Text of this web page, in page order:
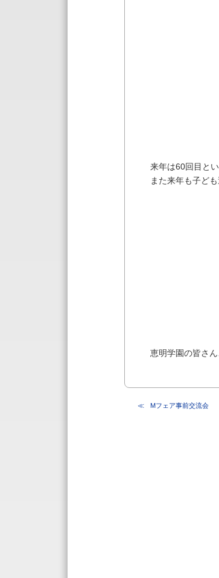
来年は60回目と
また来年も子ど
恵明学園の皆さ
Mフェア事前交流会